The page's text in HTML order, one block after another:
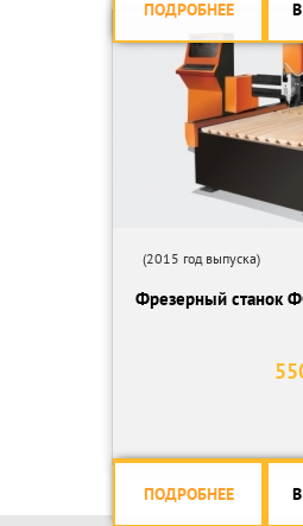
ПОДРОБНЕЕ
(2015 год выпуска)
Фрезерный станок
ПОДРОБНЕЕ